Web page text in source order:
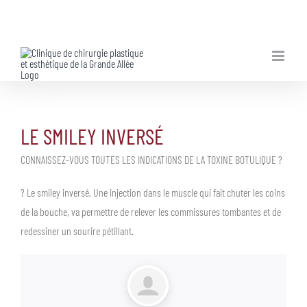
content
LE SMILEY INVERSÉ
CONNAISSEZ-VOUS TOUTES LES INDICATIONS DE LA TOXINE BOTULIQUE ?
? Le smiley inversé. Une injection dans le muscle qui fait chuter les coins
de la bouche, va permettre de relever les commissures tombantes et de
redessiner un sourire pétillant.